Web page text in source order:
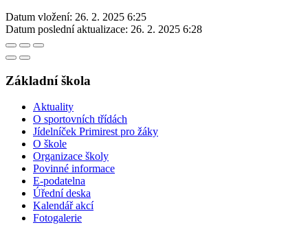
Datum vložení: 26. 2. 2025 6:25
Datum poslední aktualizace: 26. 2. 2025 6:28
Základní škola
Aktuality
O sportovních třídách
Jídelníček Primirest pro žáky
O škole
Organizace školy
Povinné informace
E-podatelna
Úřední deska
Kalendář akcí
Fotogalerie